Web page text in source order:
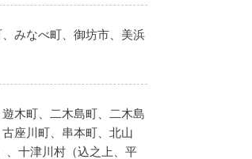
みなべ町、御坊市、美浜
木町、二木島町、二木島
座川町、串本町、北山
、十津川村（込之上、平